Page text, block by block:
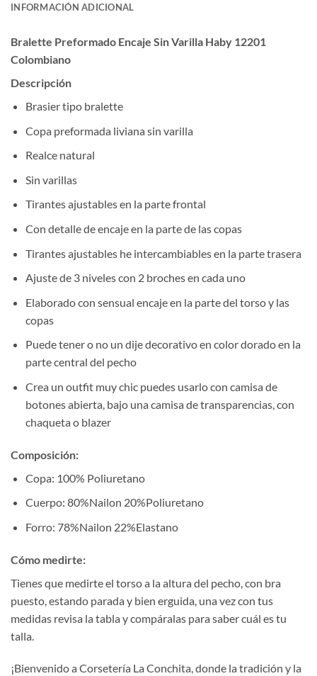
INFORMACIÓN ADICIONAL
Bralette Preformado Encaje Sin Varilla Haby 12201
Colombiano
Descripción
Brasier tipo bralette
Copa preformada liviana sin varilla
Realce natural
Sin varillas
Tirantes ajustables en la parte frontal
Con detalle de encaje en la parte de las copas
Tirantes ajustables he intercambiables en la parte trasera
Ajuste de 3 niveles con 2 broches en cada uno
Elaborado con sensual encaje en la parte del torso y las
copas
Puede tener o no un dije decorativo en color dorado en la
parte central del pecho
Crea un outfit muy chic puedes usarlo con camisa de
botones abierta, bajo una camisa de transparencias, con
chaqueta o blazer
Composición:
Copa: 100% Poliuretano
Cuerpo: 80%Nailon 20%Poliuretano
Forro: 78%Nailon 22%Elastano
Cómo medirte:
Tienes que medirte el torso a la altura del pecho, con bra
puesto, estando parada y bien erguida, una vez con tus
medidas revisa la tabla y compáralas para saber cuál es tu
talla.
¡Bienvenido a Corsetería La Conchita, donde la tradición y la